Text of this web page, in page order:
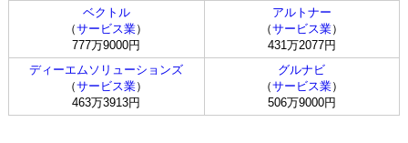
ベクトル
（サービス業）
777万9000円
アルトナー
（サービス業）
431万2077円
ディーエムソリューションズ
（サービス業）
463万3913円
グルナビ
（サービス業）
506万9000円